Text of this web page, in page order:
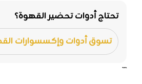
تحتاج أدوات تحضير القهوة؟
تسوق أدوات وإكسسوارات القهوة